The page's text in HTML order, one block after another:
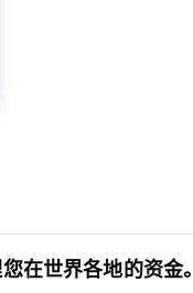
在世界各地的资金。